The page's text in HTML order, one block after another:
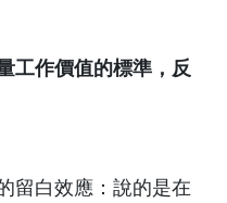
工作價值的標準，反
留白效應：說的是在